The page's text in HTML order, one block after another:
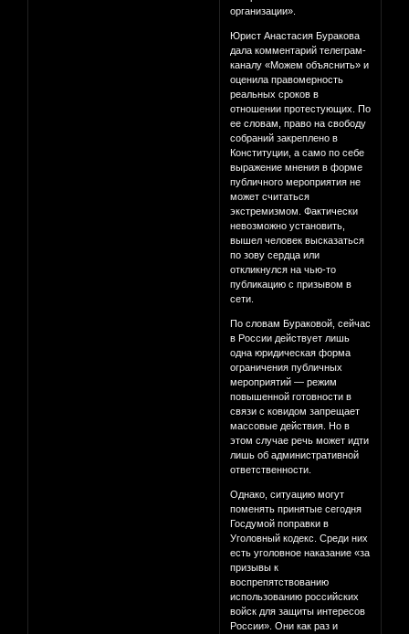
организации».
Юрист Анастасия Буракова
дала комментарий телеграм-
каналу «Можем объяснить» и
оценила правомерность
реальных сроков в
отношении протестующих. По
ее словам, право на свободу
собраний закреплено в
Конституции, а само по себе
выражение мнения в форме
публичного мероприятия не
может считаться
экстремизмом. Фактически
невозможно установить,
вышел человек высказаться
по зову сердца или
откликнулся на чью-то
публикацию с призывом в
сети.
По словам Бураковой, сейчас
в России действует лишь
одна юридическая форма
ограничения публичных
мероприятий — режим
повышенной готовности в
связи с ковидом запрещает
массовые действия. Но в
этом случае речь может идти
лишь об административной
ответственности.
Однако, ситуацию могут
поменять принятые сегодня
Госдумой поправки в
Уголовный кодекс. Среди них
есть уголовное наказание «за
призывы к
воспрепятствованию
использованию российских
войск для защиты интересов
России». Они как раз и